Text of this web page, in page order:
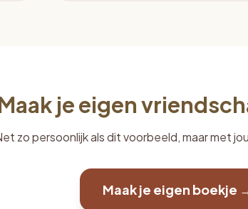
je eigen
zo persoonlijk als dit voorbeeld, maar met
Maak je eigen boekje